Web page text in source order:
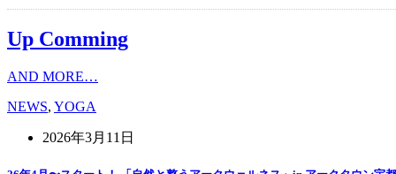
Up Comming
AND MORE…
NEWS, YOGA
2026年3月11日